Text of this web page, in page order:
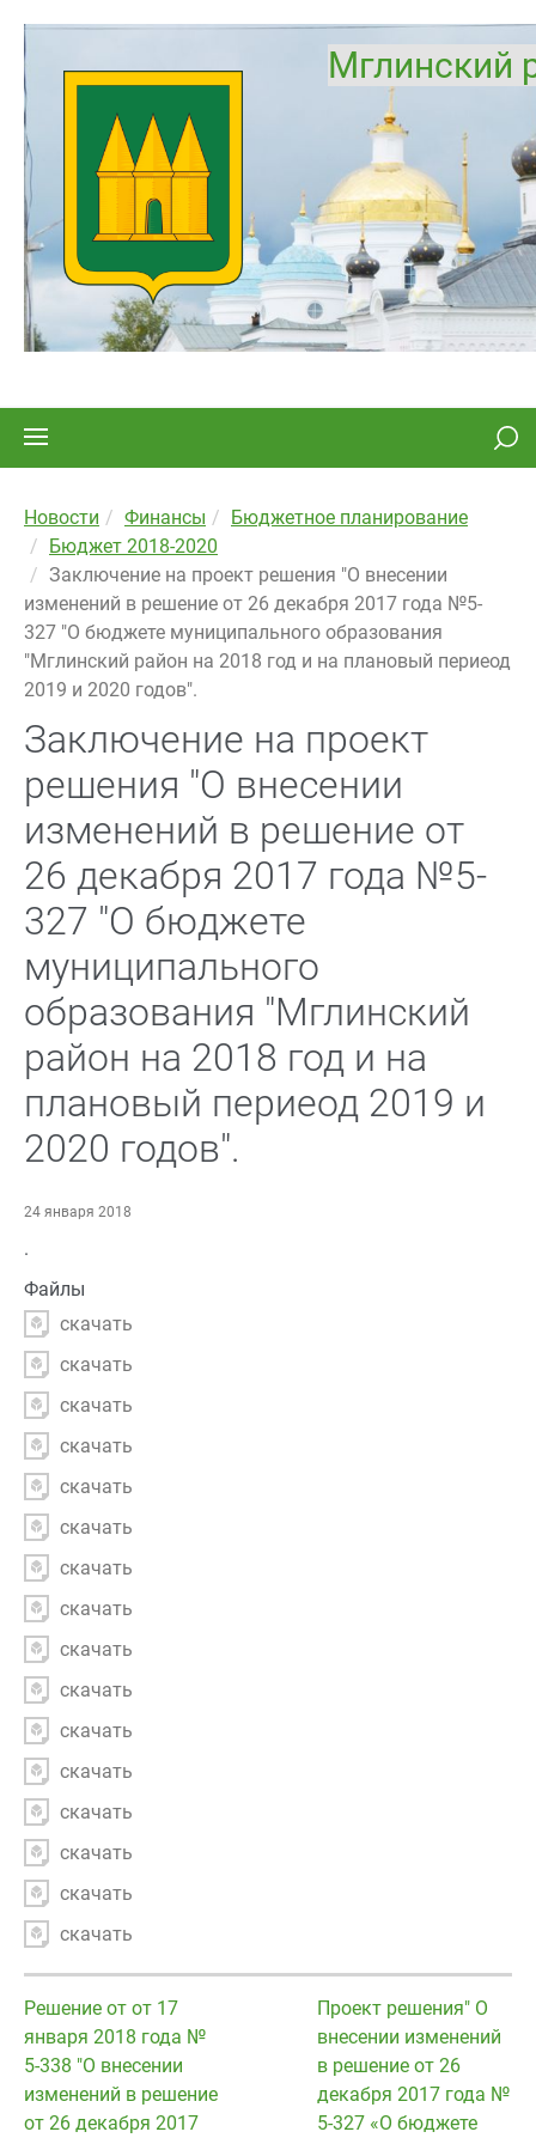
Мглинский
Новости Финансы
Бюджетное планирование
Бюджет 2018-2020
Заключение на проект решения "О внесении
изменений в решение от 26 декабря 2017 года №5-
327 "О бюджете муниципального образования
"Мглинский район на 2018 год и на плановый периеод
2019 и 2020 годов".
Заключение на проект
решения "О внесении
изменений в решение от
26 декабря 2017 года №5-
327 "О бюджете
муниципального
образования "Мглинский
район на 2018 год и на
плановый периеод 2019 и
2020 годов".
24 января 2018
.
Файлы
скачать
скачать
скачать
скачать
скачать
скачать
скачать
скачать
скачать
скачать
скачать
скачать
скачать
скачать
скачать
скачать
Решение от от 17
января 2018 года №
5-338 "О внесении
изменений в решение
от 26 декабря 2017
Проект решения" О
внесении изменений
в решение от 26
декабря 2017 года №
5-327 «О бюджете